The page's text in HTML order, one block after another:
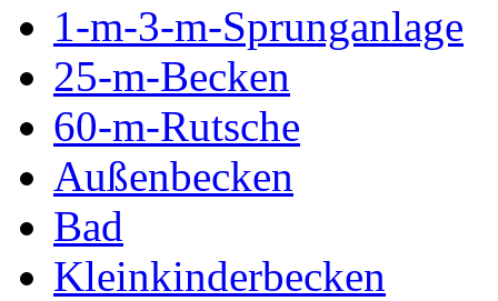
1-m-3-m-Sprunganlage
25-m-Becken
60-m-Rutsche
Außenbecken
Bad
Kleinkinderbecken